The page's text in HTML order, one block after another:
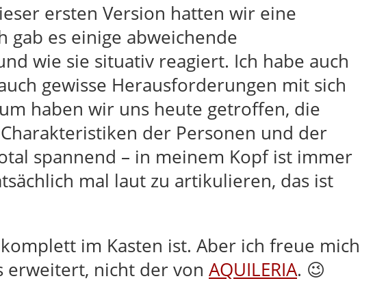
ersten Version hatten wir eine
gab es einige abweichende
wie sie situativ reagiert. Ich habe auch
gewisse Herausforderungen mit sich
haben wir uns heute getroffen, die
der Personen und der
spannend – in meinem Kopf ist immer
mal laut zu artikulieren, das ist
im Kasten ist. Aber ich freue mich
erweitert, nicht der von AQUILERIA. 😉